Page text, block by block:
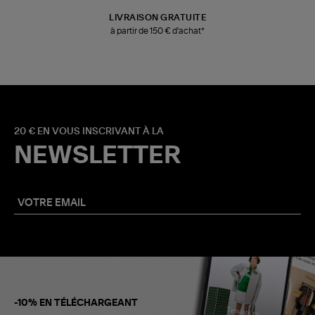
LIVRAISON GRATUITE
à partir de 150 € d'achat*
20 € EN VOUS INSCRIVANT À LA
NEWSLETTER
-10% EN TÉLÉCHARGEANT